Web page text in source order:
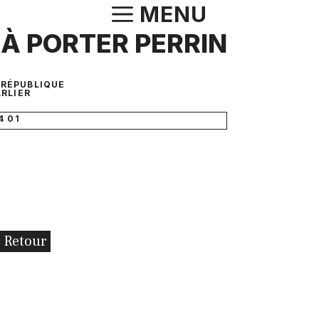
au
contenu
MENU
PORTER PERRIN
01
Retour